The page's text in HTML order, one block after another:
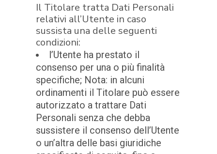
Il Titolare tratta Dati Personali
relativi all’Utente in caso
sussista una delle seguenti
condizioni:
l’Utente ha prestato il
consenso per una o più finalità
specifiche; Nota: in alcuni
ordinamenti il Titolare può essere
autorizzato a trattare Dati
Personali senza che debba
sussistere il consenso dell’Utente
o un’altra delle basi giuridiche